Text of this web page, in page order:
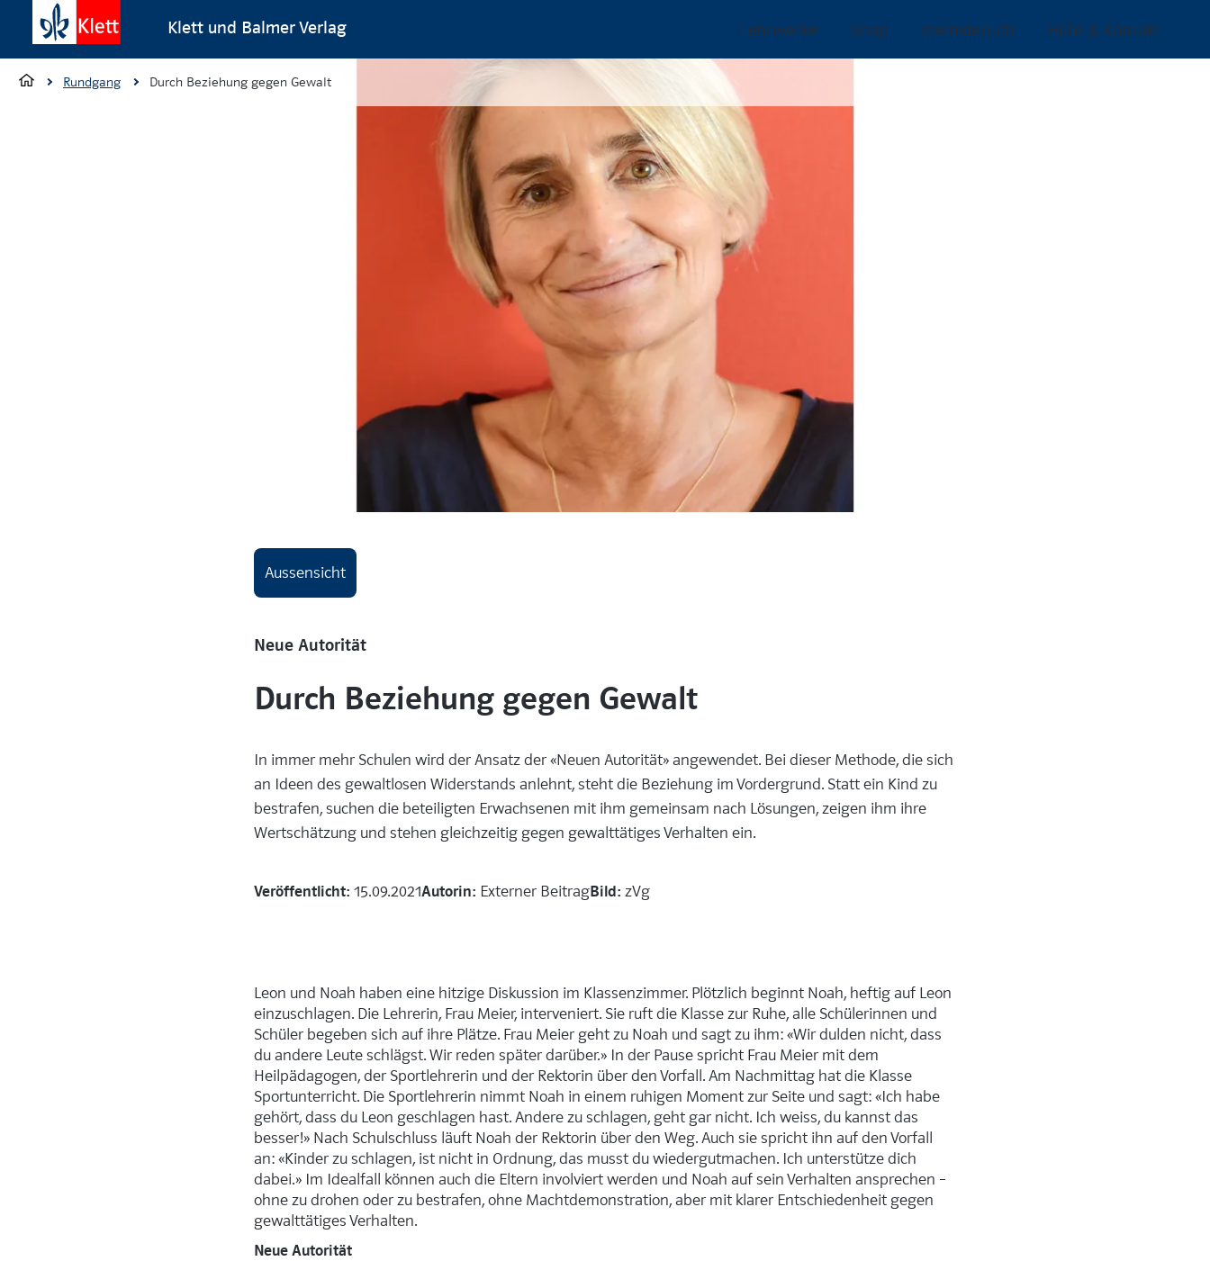
Klett und Balmer Verlag Lehrwerke Shop meinklett.ch Hilfe & Kontakt
Rundgang Durch Beziehung gegen Gewalt
Aussensicht
Neue Autorität
Durch Beziehung gegen Gewalt
In immer mehr Schulen wird der Ansatz der «Neuen Autorität» ­angewendet. Bei dieser Methode, die sich
an Ideen des gewaltlosen Widerstands anlehnt, steht die Beziehung im Vordergrund. Statt ein Kind zu
bestrafen, suchen die beteiligten Erwachsenen mit ihm gemeinsam nach Lösungen, zeigen ihm ihre
Wertschätzung und stehen gleichzeitig gegen gewalttätiges Verhalten ein.
Veröffentlicht: 15.09.2021Autorin: Externer BeitragBild: zVg
Leon und Noah haben eine hitzige Diskussion im Klassenzimmer. Plötzlich beginnt Noah, heftig auf Leon
einzuschlagen. Die Lehrerin, Frau Meier, interveniert. Sie ruft die Klasse zur Ruhe, alle Schülerinnen und
Schüler begeben sich auf ihre Plätze. Frau Meier geht zu Noah und sagt zu ihm: «Wir dulden nicht, dass
du andere Leute schlägst. Wir reden später darüber.» In der Pause spricht Frau Meier mit dem
Heilpädagogen, der Sportlehrerin und der Rektorin über den Vorfall. Am Nachmittag hat die Klasse
Sportunterricht. Die Sportlehrerin nimmt Noah in einem ruhigen Moment zur Seite und sagt: «Ich habe
gehört, dass du Leon geschlagen hast. Andere zu schlagen, geht gar nicht. Ich weiss, du kannst das
besser!» Nach Schulschluss läuft Noah der Rektorin über den Weg. Auch sie spricht ihn auf den Vorfall
an: «Kinder zu schlagen, ist nicht in Ordnung, das musst du wiedergutmachen. Ich unterstütze dich
dabei.» Im Idealfall können auch die Eltern involviert werden und Noah auf sein Verhalten ansprechen –
ohne zu drohen oder zu bestrafen, ohne Machtdemonstration, aber mit klarer Entschiedenheit gegen
gewalttätiges Verhalten.
Neue Autorität